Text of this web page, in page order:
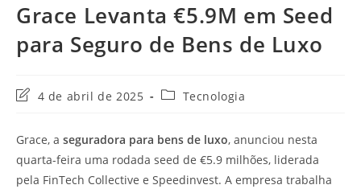
Grace Levanta €5.9M em Seed
para Seguro de Bens de Luxo
Última
post:
4 de abril de 2025
Categoria
Tecnologia
Grace, a seguradora para bens de luxo, anunciou nesta
quarta-feira uma rodada seed de €5.9 milhões, liderada
pela FinTech Collective e Speedinvest. A empresa trabalha